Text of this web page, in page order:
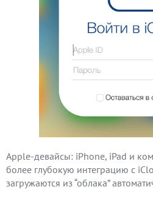
Apple-девайсы: iPhone, iPad и
более глубокую интеграцию с
загружаются из “облака”